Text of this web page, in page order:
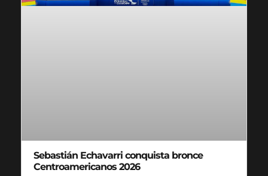
Sebastián Echavarri conquista bronce
Centroamericanos 2026